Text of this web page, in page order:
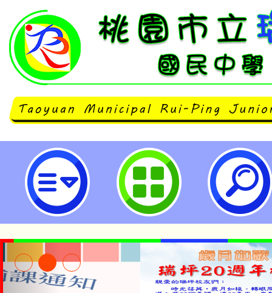
公告本校112學年度第1學期第11
結果-桃園市立瑞坪國民中學